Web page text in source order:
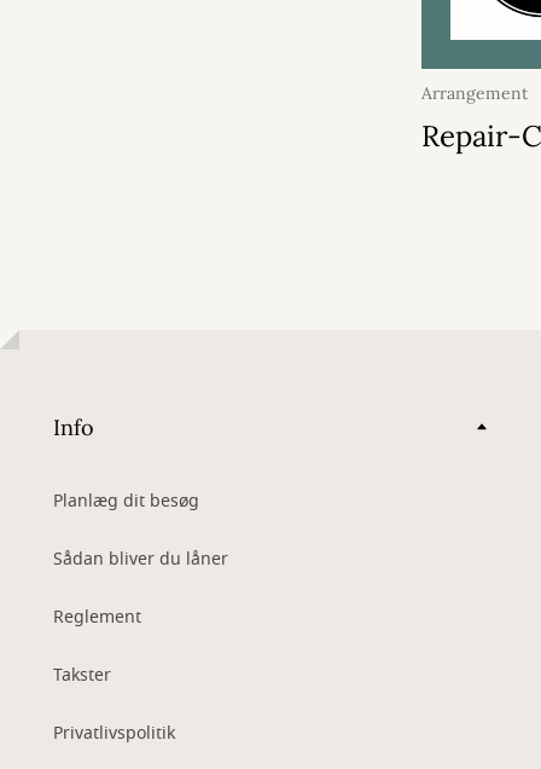
Arrangement
2026
Repair-
Info
Planlæg dit besøg
Sådan bliver du låner
Reglement
Takster
Privatlivspolitik